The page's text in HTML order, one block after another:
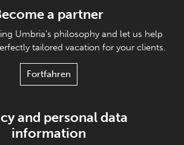
a partner
Umbria's philosophy and let us help
tailored vacation for your clients.
Fortfahren
and personal data
information